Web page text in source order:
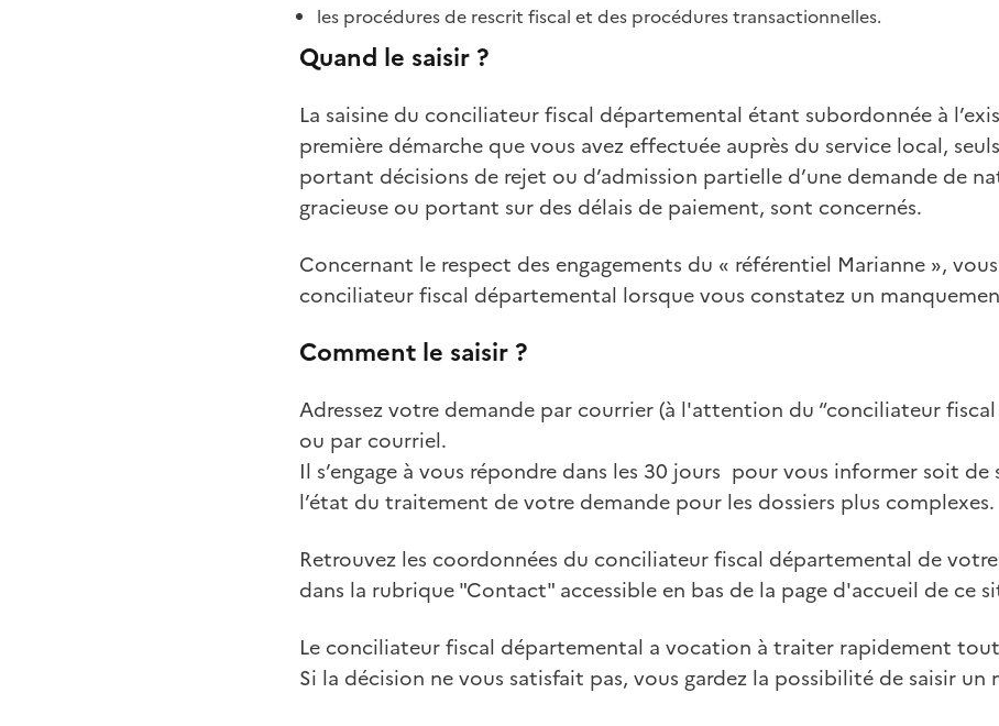
les procédures de rescrit fiscal et des procédures transactionnelles.
Quand le saisir ?
La saisine du conciliateur fiscal départemental étant subordonnée à
première démarche que vous avez effectuée auprès du service local,
portant décisions de rejet ou d’admission partielle d’une demande de
gracieuse ou portant sur des délais de paiement, sont concernés.
Concernant le respect des engagements du « référentiel Marianne »,
conciliateur fiscal départemental lorsque vous constatez un
Comment le saisir ?
Adressez votre demande par courrier (à l'attention du “conciliateur
ou par courriel.
Il s’engage à vous répondre dans les 30 jours pour vous informer soit
l’état du traitement de votre demande pour les dossiers plus complexes.
Retrouvez les coordonnées du conciliateur fiscal départemental de
dans la rubrique "Contact" accessible en bas de la page d'accueil de ce
Le conciliateur fiscal départemental a vocation à traiter rapidement
Si la décision ne vous satisfait pas, vous gardez la possibilité de saisir un